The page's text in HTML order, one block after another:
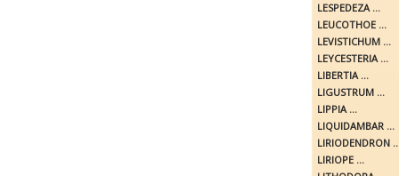
LESPEDEZA ...
LEUCOTHOE ...
LEVISTICHUM ...
LEYCESTERIA ...
LIBERTIA ...
LIGUSTRUM ...
LIPPIA ...
LIQUIDAMBAR ...
LIRIODENDRON
LIRIOPE ...